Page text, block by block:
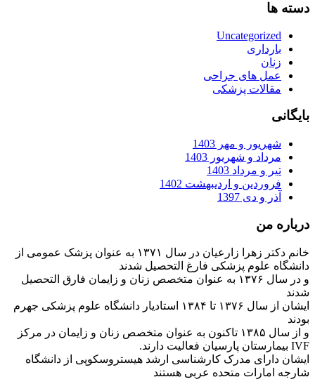
دسته ها
Uncategorized
بارداری
زنان
عمل های جراحی
مقالات پزشکی
بایگانی
شهریور و مهر 1403
مرداد و شهریور 1403
تیر و مرداد 1403
فروردین و اردیبهشت 1402
آذر و دی 1397
درباره من
خانم دکتر زهرا زارعیان در سال ۱۳۷۱ به عنوان پزشک عمومی از
دانشگاه علوم پزشکی فارغ التحصیل شدند
و در سال ۱۳۷۶ به عنوان متخصص زنان و زایمان فارق التحصیل
شدند
ایشان از سال ۱۳۷۶ تا ۱۳۸۴ استادیار دانشگاه علوم پزشکی جهرم
بودند
و از سال ۱۳۸۵ تاکنون به عنوان متخصص زنان و زایمان در مرکز
IVF بیمارستان پارسیان فعالیت دارند.
ایشان دارای مدرک کارشناسی ارشد هیستروسکوپی از دانشگاه
شارجه امارات متحده عربی هستند